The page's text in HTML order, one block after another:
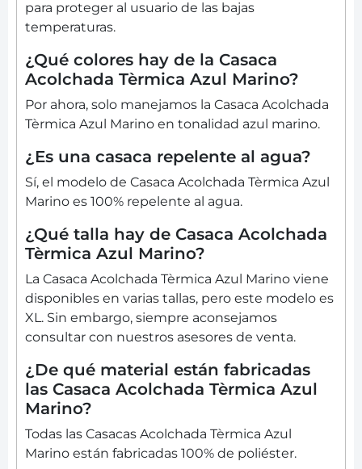
para proteger al usuario de las bajas
temperaturas.
¿Qué colores hay de la Casaca
Acolchada Tèrmica Azul Marino?
Por ahora, solo manejamos la Casaca Acolchada
Tèrmica Azul Marino en tonalidad azul marino.
¿Es una casaca repelente al agua?
Sí, el modelo de Casaca Acolchada Tèrmica Azul
Marino es 100% repelente al agua.
¿Qué talla hay de Casaca Acolchada
Tèrmica Azul Marino?
La Casaca Acolchada Tèrmica Azul Marino viene
disponibles en varias tallas, pero este modelo es
XL. Sin embargo, siempre aconsejamos
consultar con nuestros asesores de venta.
¿De qué material están fabricadas
las Casaca Acolchada Tèrmica Azul
Marino?
Todas las Casacas Acolchada Tèrmica Azul
Marino están fabricadas 100% de poliéster.